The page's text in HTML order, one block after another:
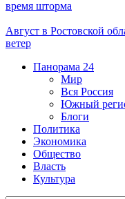
время шторма
Август в Ростовской
ветер
Панорама 24
Мир
Вся Россия
Южный
Блоги
Политика
Экономика
Общество
Власть
Культура